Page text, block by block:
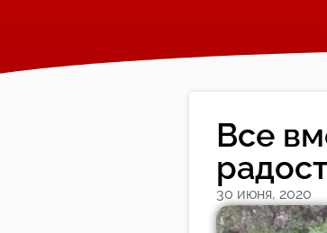
Все
30 июня, 2020